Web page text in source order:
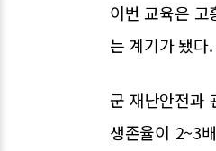
이번 교육은 고
는 계기가 됐다.
군 재난안전과
생존율이 2~3